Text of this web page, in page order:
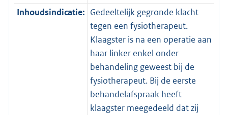
Inhoudsindicatie: Gedeeltelijk gegronde klacht
tegen een fysiotherapeut.
Klaagster is na een operatie aan
haar linker enkel onder
behandeling geweest bij de
fysiotherapeut. Bij de eerste
behandelafspraak heeft
klaagster meegedeeld dat zij